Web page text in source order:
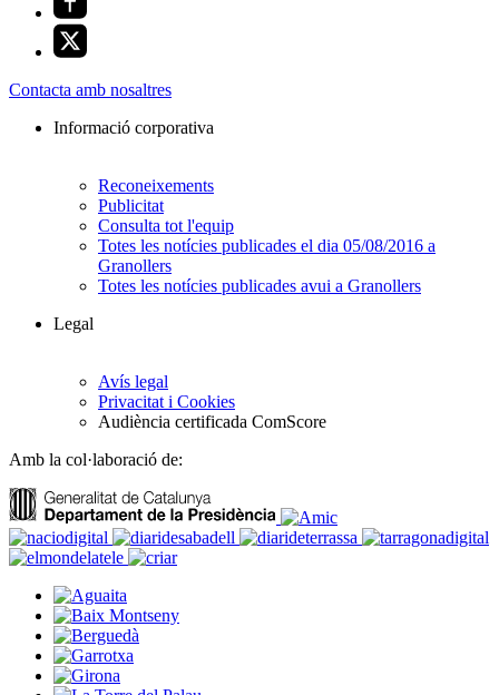
Contacta amb nosaltres
Informació corporativa
Reconeixements
Publicitat
Consulta tot l'equip
Totes les notícies publicades el dia 05/08/2016 a
Granollers
Totes les notícies publicades avui a Granollers
Legal
Avís legal
Privacitat i Cookies
Audiència certificada ComScore
Amb la col·laboració de: